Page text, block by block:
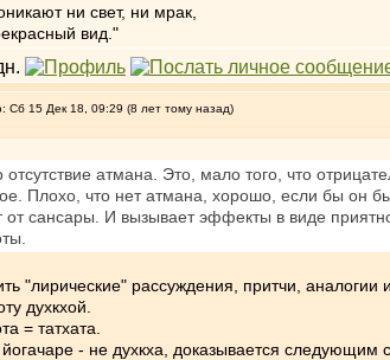
ни свет, ни мрак,
вид."
Сб 15 Дек 18, 09:29 (8 лет тому назад)
отсутствие атмана. Это, мало того, что
Плохо, что нет атмана, хорошо, если бы он
от сансары. И вызывает эффекты в виде
"лирические" рассуждения, притчи,
духкхой.
= татхата.
йогачаре - не духкха, доказывается следующим